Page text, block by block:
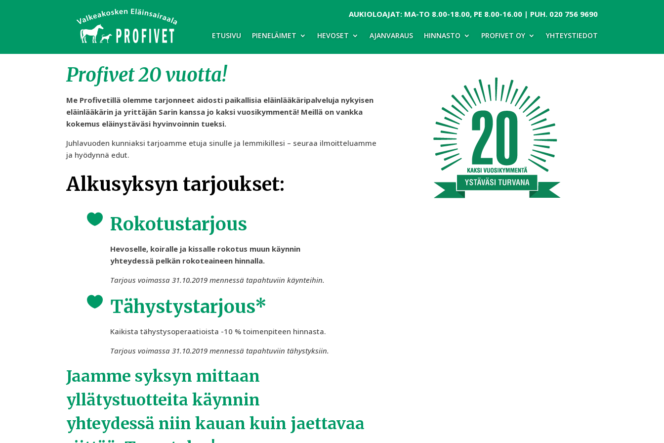
AUKIOLOAJAT: MA-TO 8.00-18.00, PE 8.00-16.00 | PUH. 020 756 9690
ETUSIVU PIENELÄIMET HEVOSET AJANVARAUS HINNASTO PROFIVET OY YHTEYSTIEDOT
Profivet 20 vuotta!
Me Profivetillä olemme tarjonneet aidosti paikallisia eläinlääkäripalveluja nykyisen
eläinlääkärin ja yrittäjän Sarin kanssa jo kaksi vuosikymmentä! Meillä on vankka
kokemus eläinystäväsi hyvinvoinnin tueksi.
Juhlavuoden kunniaksi tarjoamme etuja sinulle ja lemmikillesi – seuraa ilmoitteluamme
ja hyödynnä edut.
Alkusyksyn tarjoukset:
 Rokotustarjous
Hevoselle, koiralle ja kissalle rokotus muun käynnin
yhteydessä pelkän rokoteaineen hinnalla.
Tarjous voimassa 31.10.2019 mennessä tapahtuviin käynteihin.
 Tähystystarjous*
Kaikista tähystysoperaatioista -10 % toimenpiteen hinnasta.
Tarjous voimassa 31.10.2019 mennessä tapahtuviin tähystyksiin.
Jaamme syksyn mittaan
yllätystuotteita käynnin
yhteydessä niin kauan kuin jaettavaa